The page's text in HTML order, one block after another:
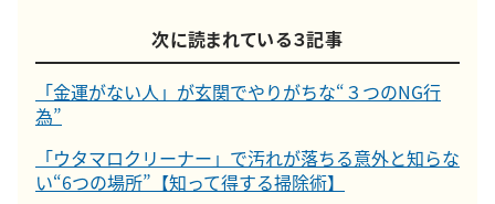
次に読まれている３記事
「金運がない人」が玄関でやりがちな“３つのNG行
為”
「ウタマロクリーナー」で汚れが落ちる意外と知らな
い“6つの場所”【知って得する掃除術】